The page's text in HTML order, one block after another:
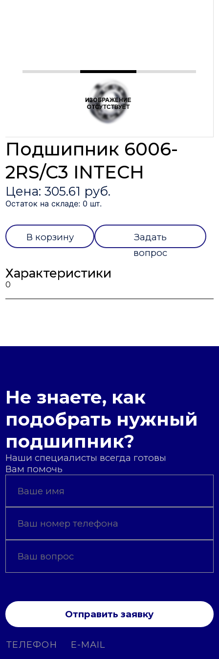
Подшипник 6006-
2RS/C3 INTECH
Цена: 305.61 руб.
Остаток на складе: 0 шт.
В корзину
Задать
вопрос
Характеристики
0
Не знаете, как
подобрать нужный
подшипник?
Наши специалисты всегда готовы
Вам помочь
Отправить заявку
ТЕЛЕФОН E-MAIL